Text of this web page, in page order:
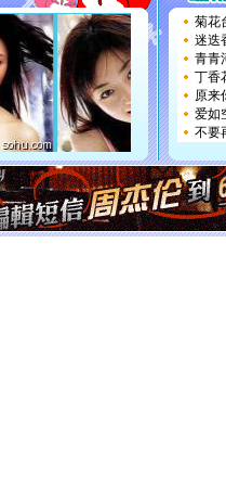
要平安！千万
[圣诞节]不只
能正大光明地
都要快乐噢!
[圣诞节]奉上
如意,快乐,鲜
[元旦]
看到你
断电。爱你是
你是我专业！
[元旦]如果上
起；二是再生
离。水晶之恋
[元旦]当我狠
菊花
迷迭
青青
丁香
原来
爱如
不要